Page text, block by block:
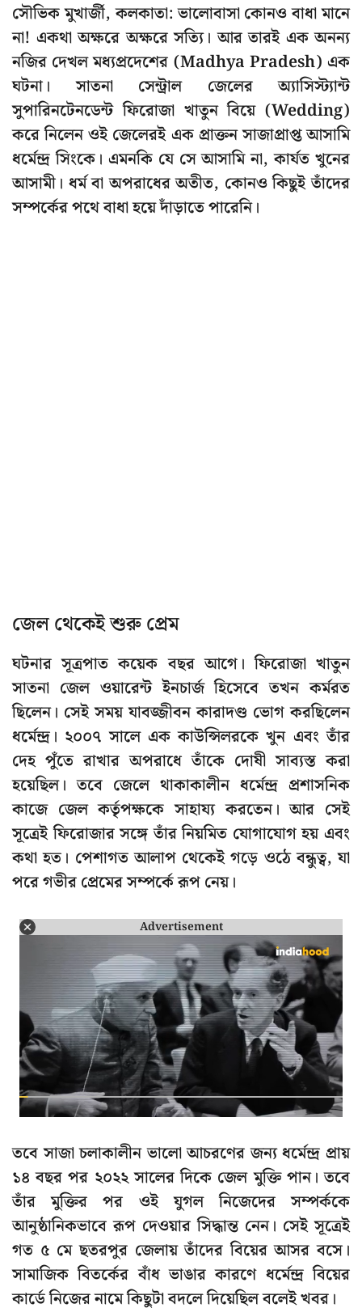
সৌভিক মুখার্জী, কলকাতা: ভালোবাসা কোনও বাধা মানে
না! একথা অক্ষরে অক্ষরে সত্যি। আর তারই এক অনন্য
নজির দেখল মধ্যপ্রদেশের (Madhya Pradesh) এক
ঘটনা। সাতনা সেন্ট্রাল জেলের অ্যাসিস্ট্যান্ট
সুপারিনটেনডেন্ট ফিরোজা খাতুন বিয়ে (Wedding)
করে নিলেন ওই জেলেরই এক প্রাক্তন সাজাপ্রাপ্ত আসামি
ধর্মেন্দ্র সিংকে। এমনকি যে সে আসামি না, কার্যত খুনের
আসামী। ধর্ম বা অপরাধের অতীত, কোনও কিছুই তাঁদের
সম্পর্কের পথে বাধা হয়ে দাঁড়াতে পারেনি।
জেল থেকেই শুরু প্রেম
ঘটনার সূত্রপাত কয়েক বছর আগে। ফিরোজা খাতুন
সাতনা জেল ওয়ারেন্ট ইনচার্জ হিসেবে তখন কর্মরত
ছিলেন। সেই সময় যাবজ্জীবন কারাদণ্ড ভোগ করছিলেন
ধর্মেন্দ্র। ২০০৭ সালে এক কাউন্সিলরকে খুন এবং তাঁর
দেহ পুঁতে রাখার অপরাধে তাঁকে দোষী সাব্যস্ত করা
হয়েছিল। তবে জেলে থাকাকালীন ধর্মেন্দ্র প্রশাসনিক
কাজে জেল কর্তৃপক্ষকে সাহায্য করতেন। আর সেই
সূত্রেই ফিরোজার সঙ্গে তাঁর নিয়মিত যোগাযোগ হয় এবং
কথা হত। পেশাগত আলাপ থেকেই গড়ে ওঠে বন্ধুত্ব, যা
পরে গভীর প্রেমের সম্পর্কে রূপ নেয়।
Advertisement
তবে সাজা চলাকালীন ভালো আচরণের জন্য ধর্মেন্দ্র প্রায়
১৪ বছর পর ২০২২ সালের দিকে জেল মুক্তি পান। তবে
তাঁর মুক্তির পর ওই যুগল নিজেদের সম্পর্ককে
আনুষ্ঠানিকভাবে রূপ দেওয়ার সিদ্ধান্ত নেন। সেই সূত্রেই
গত ৫ মে ছতরপুর জেলায় তাঁদের বিয়ের আসর বসে।
সামাজিক বিতর্কের বাঁধ ভাঙার কারণে ধর্মেন্দ্র বিয়ের
কার্ডে নিজের নামে কিছুটা বদলে দিয়েছিল বলেই খবর।